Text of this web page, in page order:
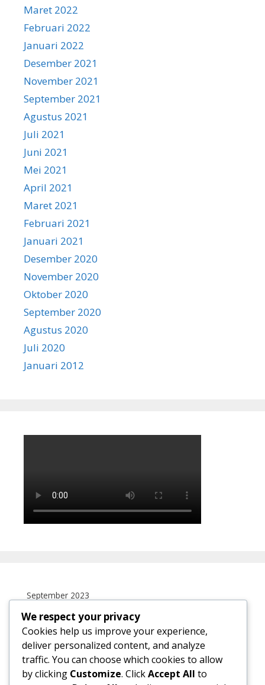
Maret 2022
Februari 2022
Januari 2022
Desember 2021
November 2021
September 2021
Agustus 2021
Juli 2021
Juni 2021
Mei 2021
April 2021
Maret 2021
Februari 2021
Januari 2021
Desember 2020
November 2020
Oktober 2020
September 2020
Agustus 2020
Juli 2020
Januari 2012
September 2023
S
S R K
2
4
5 6 7 8 9
10
11
12 13 14 15 16
We respect your privacy
Cookies help us improve your experience,
deliver personalized content, and analyze
traffic. You can choose which cookies to allow
by clicking Customize. ClickAccept All to